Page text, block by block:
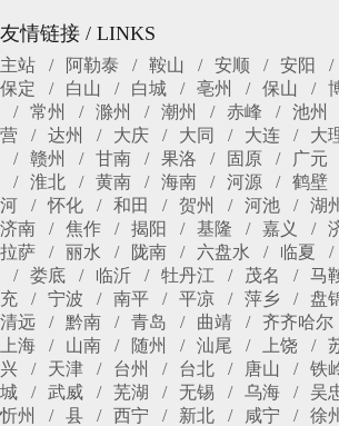
友情链接 / LINKS
主站 阿勒泰 鞍山 安顺 安阳
保定
白山 白城 亳州 保山
常州
滁州 潮州 赤峰 池州
营
达州 大庆 大同 大连 大
赣州
甘南 果洛 固原 广元
淮北
黄南 海南 河源 鹤壁
河
怀化 和田 贺州 河池 湖
济南
焦作 揭阳 基隆 嘉义
拉萨
丽水 陇南 六盘水 临夏
娄底
临沂 牡丹江 茂名 马
充
宁波 南平 平凉 萍乡 盘
清远
黔南 青岛 曲靖 齐齐哈尔
上海
山南 随州 汕尾 上饶
兴
天津 台州 台北 唐山 铁
城
武威 芜湖 无锡 乌海 吴
忻州
县 西宁 新北 咸宁 徐